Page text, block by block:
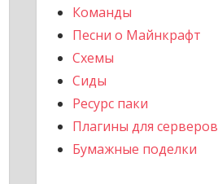
Команды
Песни о Майнкрафт
Схемы
Сиды
Ресурс паки
Плагины для серверов
Бумажные поделки